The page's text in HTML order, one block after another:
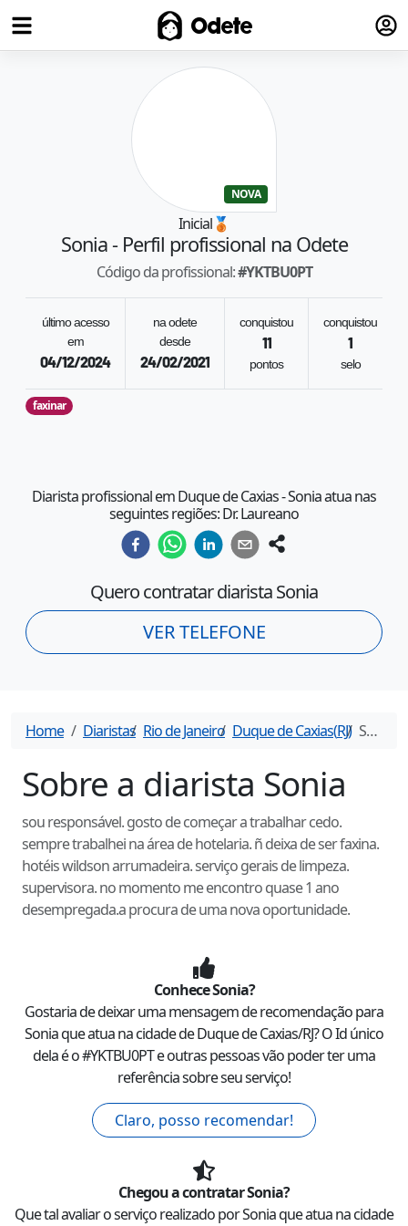
Odete
NOVA
Inicial🥉
Sonia- Perfil profissional na Odete
Código da profissional:#YKTBU0PT
último acesso
em
04/12/2024
na odete
desde
24/02/2021
conquistou
11
pontos
conquistou
1
selo
faxinar
Diarista profissional em Duque de Caxias - Sonia atua nas
seguintes regiões: Dr. Laureano
Quero contratar diaristaSonia
VER TELEFONE
Home Diaristas Rio de Janeiro Duque de Caxias(RJ) Sonia
Sobre a diarista Sonia
sou responsável. gosto de começar a trabalhar cedo.
sempre trabalhei na área de hotelaria. ñ deixa de ser faxina.
hotéis wildson arrumadeira. serviço gerais de limpeza.
supervisora. no momento me encontro quase 1 ano
desempregada.a procura de uma nova oportunidade.
ConheceSonia?
Gostaria de deixar uma mensagem de recomendação para
Soniaque atua na cidade deDuque de Caxias/RJ? O Id único
dela é o #YKTBU0PTe outras pessoas vão poder ter uma
referência sobre seu serviço!
Claro, posso recomendar!
Chegou a contratarSonia?
Que tal avaliar o serviço realizado porSoniaque atua na cidade